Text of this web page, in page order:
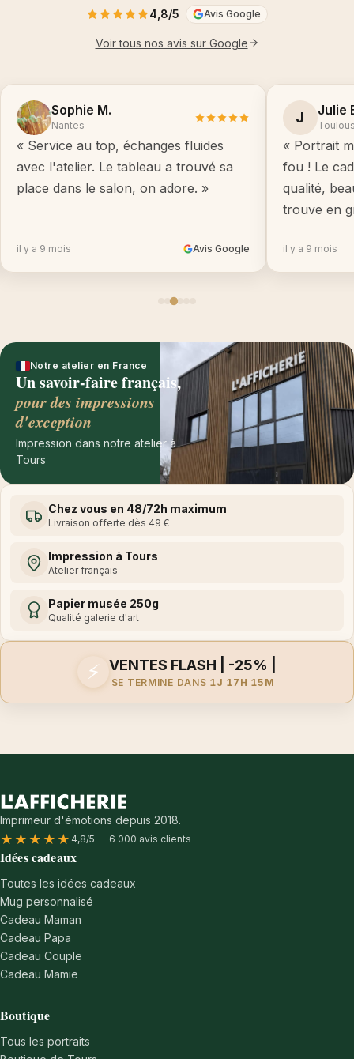
4,8/5 Avis Google
Voir tous nos avis sur Google
Sophie M.
Nantes
« Service au top, échanges fluides
avec l'atelier. Le tableau a trouvé sa
place dans le salon, on adore. »
il y a 9 mois Avis Google
J Julie
« Portrait
fou ! Le
qualité,
trouve en
il y a 9 mois
Notre atelier en France
Un savoir-faire français,
pour des impressions
d'exception
Impression dans notre atelier à
Tours
Chez vous en 48/72h maximum
Livraison offerte dès 49 €
Impression à Tours
Atelier français
Papier musée 250g
Qualité galerie d'art
⚡ VENTES FLASH | -25% |
SE TERMINE DANS 1J 17H 15M
Imprimeur d'émotions depuis 2018.
★★★★★ 4,8/5 — 6 000 avis clients
Idées cadeaux
Toutes les idées cadeaux
Mug personnalisé
Cadeau Maman
Cadeau Papa
Cadeau Couple
Cadeau Mamie
Boutique
Tous les portraits